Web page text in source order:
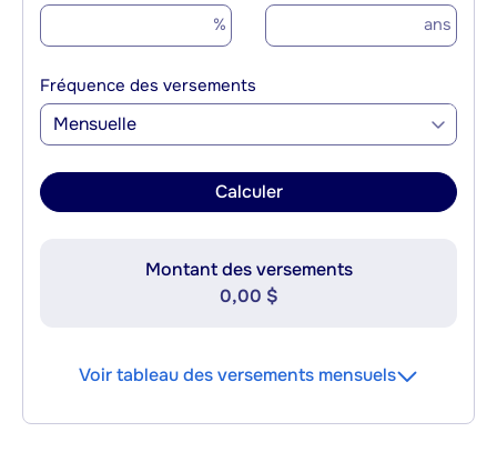
% ans
Fréquence des versements
Mensuelle
Calculer
Montant des versements
0,00 $
Voir tableau des versements mensuels